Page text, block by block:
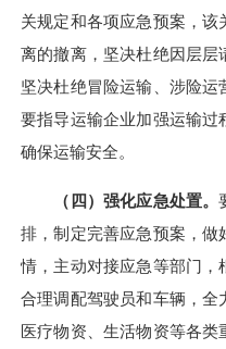
关规定和各项应急预案，
离的撤离，坚决杜绝因层层
坚决杜绝冒险运输、涉险运
要指导运输企业加强运输过
确保运输安全。
（四）强化应急处置。
排，制定完善应急预案，做
情，主动对接应急等部门，
合理调配驾驶员和车辆，全
医疗物资、生活物资等各